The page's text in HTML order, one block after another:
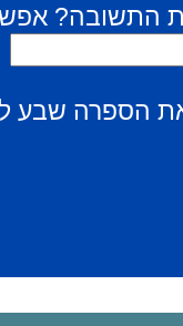
התשובה?
הספרה שבע